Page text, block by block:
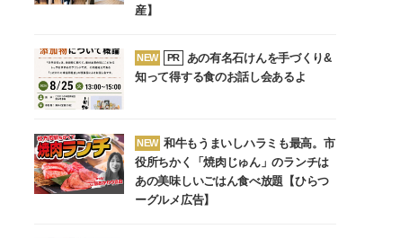
産】
NEW PR
あの有名石けんを手づくり&
知って得する食のお話し会あるよ
NEW 和牛もうまいしハラミも最高。市
役所ちかく「焼肉じゅん」のランチは
あの美味しいごはん食べ放題【ひらつ
ーグルメ広告】